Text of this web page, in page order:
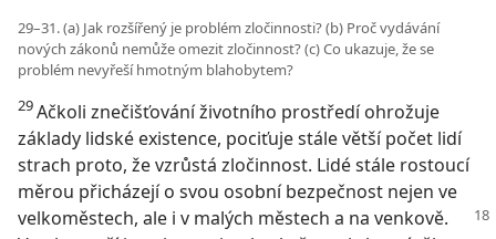
29–31. (a) Jak rozšířený je problém zločinnosti? (b) Proč vydávání
nových zákonů nemůže omezit zločinnost? (c) Co ukazuje, že se
problém nevyřeší hmotným blahobytem?
29Ačkoli znečišťování životního prostředí ohrožuje
základy lidské existence, pociťuje stále větší počet lidí
strach proto, že vzrůstá zločinnost. Lidé stále rostoucí
měrou přicházejí o svou osobní bezpečnost nejen ve
velkoměstech, ale i v malých městech a na venkově.